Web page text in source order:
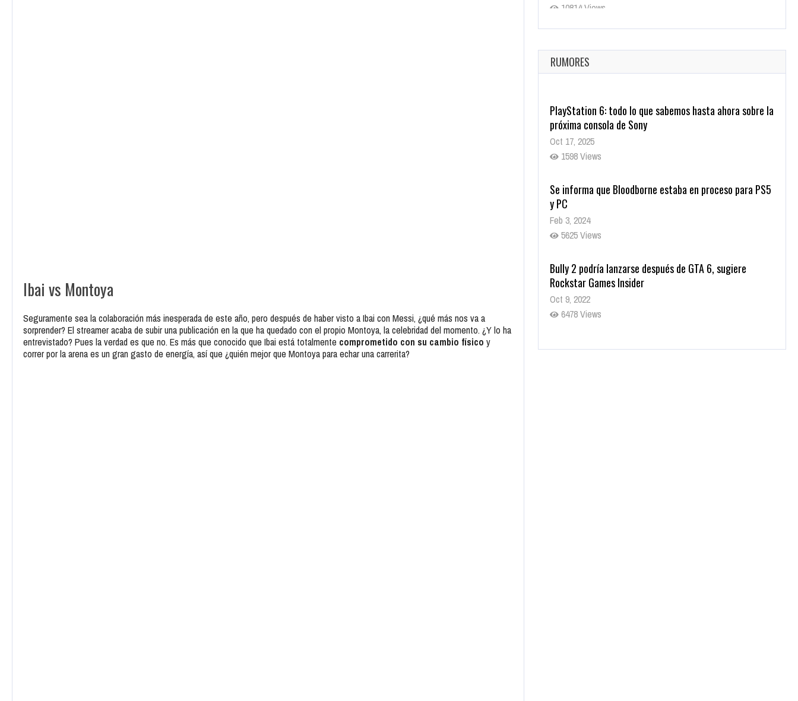
Ibai vs Montoya
Seguramente sea la colaboración más inesperada de este año, pero después de haber visto a Ibai con Messi, ¿qué más nos va a
sorprender? El streamer acaba de subir una publicación en la que ha quedado con el propio Montoya, la celebridad del momento. ¿Y lo ha
entrevistado? Pues la verdad es que no. Es más que conocido que Ibai está totalmente comprometido con su cambio físico y
correr por la arena es un gran gasto de energía, así que ¿quién mejor que Montoya para echar una carrerita?
10814 Views
La configuración de Call of Duty 2021 aparentemente
Ago 8, 2021
9998 Views
RUMORES
PlayStation 6: todo lo que sabemos hasta ahora sobre la
próxima consola de Sony
Oct 17, 2025
1598 Views
Se informa que Bloodborne estaba en proceso para PS5
y PC
Feb 3, 2024
5625 Views
Bully 2 podría lanzarse después de GTA 6, sugiere
Rockstar Games Insider
Oct 9, 2022
6478 Views
Rumor: Se filtran los primeros detalles de Resident Evil